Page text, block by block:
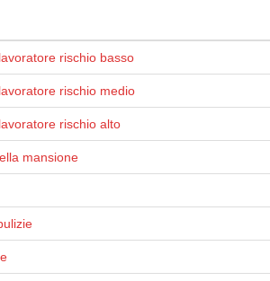
rischio basso
rischio medio
rischio alto
mansione